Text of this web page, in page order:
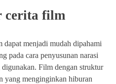
cerita film
menjadi mudah dipahami
pada cara penyusunan narasi
Film dengan struktur
yang menginginkan hiburan